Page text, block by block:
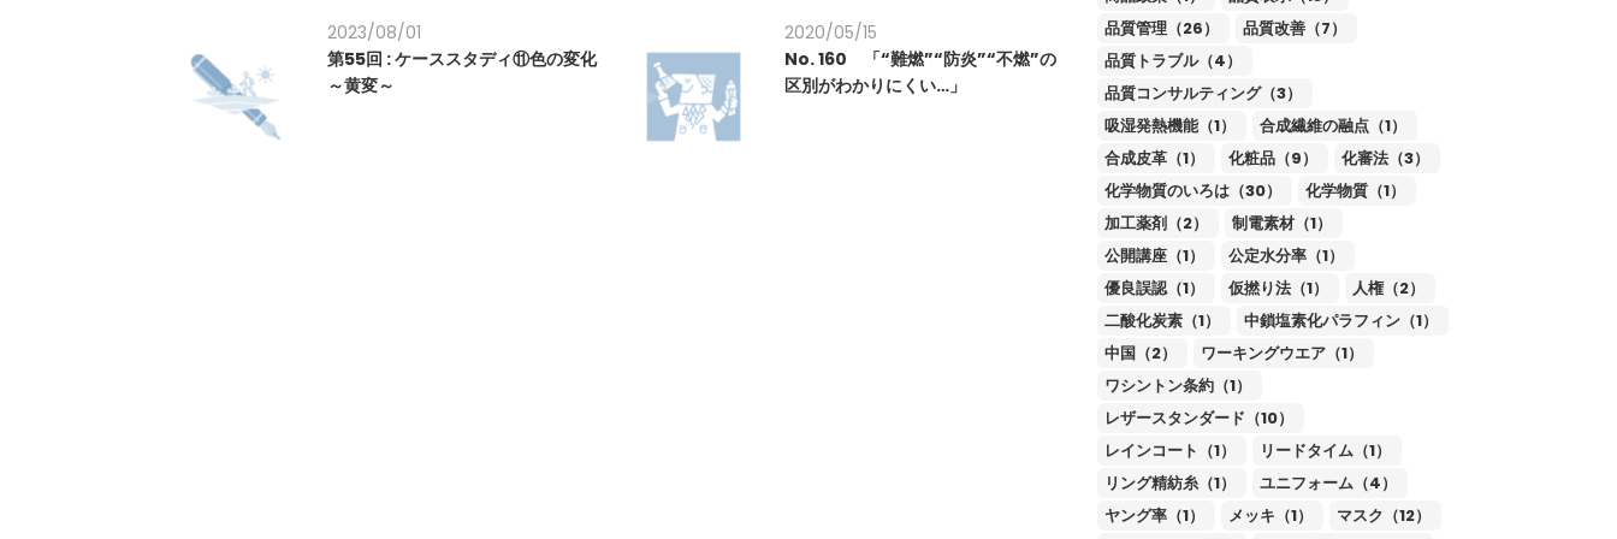
2023/08/01
第55回 : ケーススタディ⑪色の変化
～黄変～
2020/05/15
No. 160 「“難燃”“防炎”“不燃”の
区別がわかりにくい…」
品質管理（26）
品質改善（7）
品質トラブル（4）
品質コンサルティング（3）
吸湿発熱機能（1）
合成繊維の融点（1）
合成皮革（1）
化粧品（9）
化審法（3）
化学物質のいろは（30）
化学物質（1）
加工薬剤（2）
制電素材（1）
公開講座（1）
公定水分率（1）
優良誤認（1）
仮撚り法（1）
人権（2）
二酸化炭素（1）
中鎖塩素化パラフィン（1）
中国（2）
ワーキングウエア（1）
ワシントン条約（1）
レザースタンダード（10）
レインコート（1）
リードタイム（1）
リング精紡糸（1）
ユニフォーム（4）
ヤング率（1）
メッキ（1）
マスク（12）